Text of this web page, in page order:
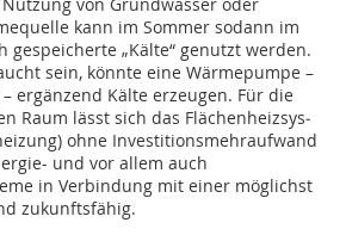
kann im Sommer sodann im
gespeicherte „Kälte“ genutzt werden.
sein, könnte eine Wärmepumpe –
ergänzend Kälte erzeugen. Für die
Raum lässt sich das Flächenheizsys­
ohne Investitionsmehraufwand
und vor allem auch
in Verbindung mit einer möglichst
zukunftsfähig.